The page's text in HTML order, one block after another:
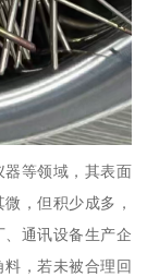
等领域，其表面
，但积少成多，
通讯设备生产企
，若未被合理回